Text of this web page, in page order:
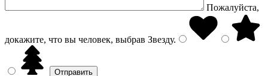
Пожалуйста,
докажите, что вы человек, выбрав Звезду.